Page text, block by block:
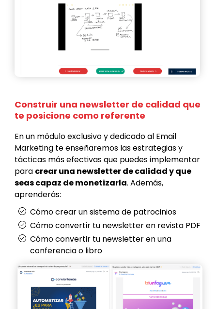
Construir una newsletter de calidad que
te posicione como referente
En un módulo exclusivo y dedicado al Email
Marketing te enseñaremos las estrategias y
tácticas más efectivas que puedes implementar
para crear una newsletter de calidad y que
seas capaz de monetizarla. Además,
aprenderás:
Cómo crear un sistema de patrocinios
Cómo convertir tu newsletter en revista PDF
Cómo convertir tu newsletter en una
conferencia o libro